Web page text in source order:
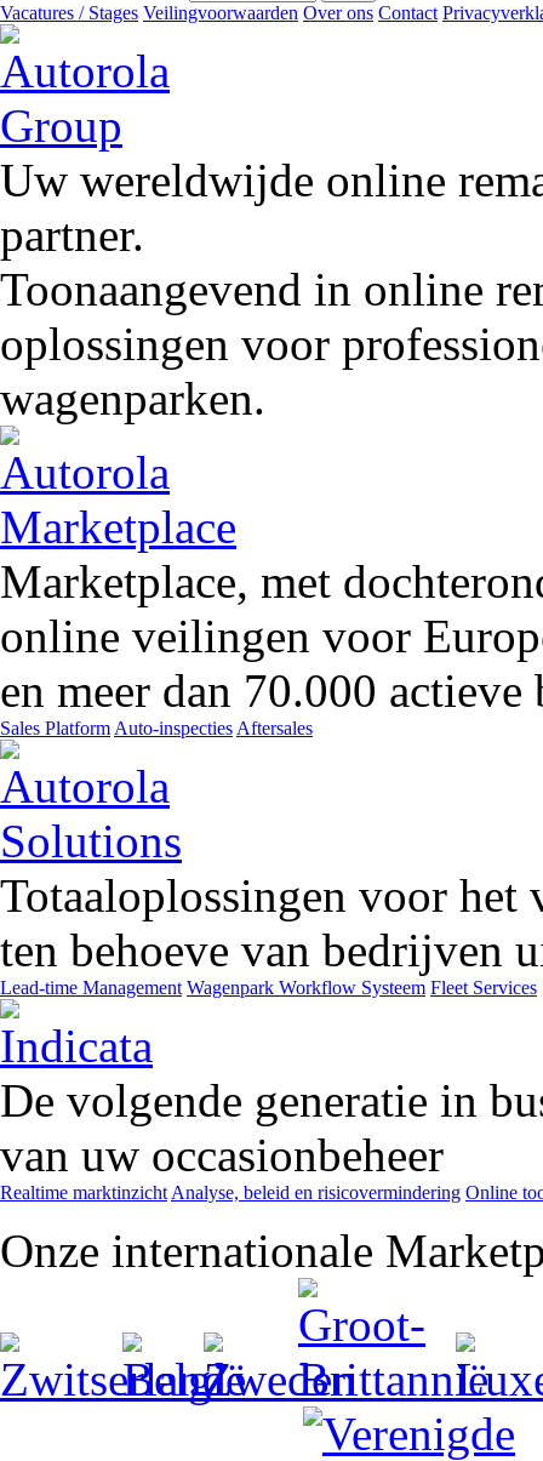
Vacatures / Stages Veilingvoorwaarden Over ons Contact
Uw wereldwijde online
partner.
Toonaangevend in online
oplossingen voor
wagenparken.
Marketplace, met
online veilingen voor
en meer dan 70.000 actieve
Sales Platform Auto-inspecties Aftersales
Totaaloplossingen voor het
ten behoeve van bedrijven
Lead-time Management Wagenpark Workflow Systeem Fleet Services
De volgende generatie in
van uw occasionbeheer
Realtime marktinzicht Analyse, beleid en risicovermindering Online
Onze internationale